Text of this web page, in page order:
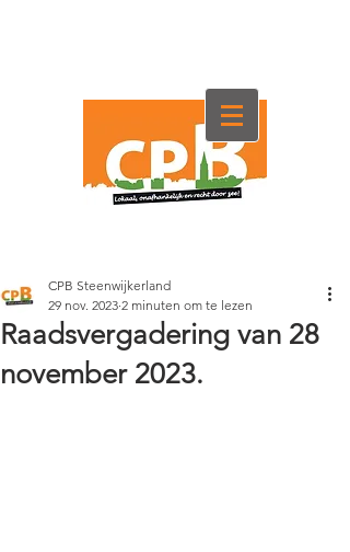
Raadsvergadering van 28
november 2023.
CPB Steenwijkerland
29 nov. 2023 2 minuten om te lezen